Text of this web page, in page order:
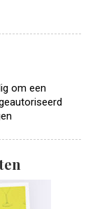
om een